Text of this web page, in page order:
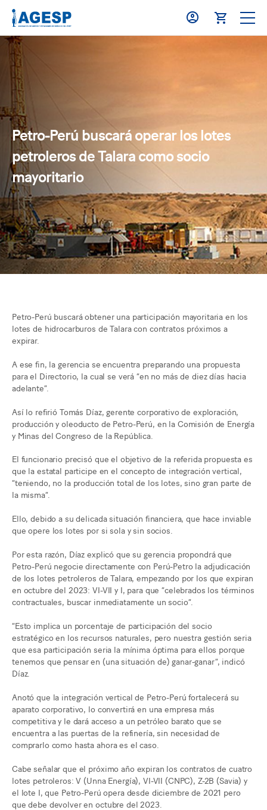
Petro-Perú buscará operar los lotes
petroleros de Talara como socio
mayoritario
Petro-Perú buscará obtener una participación mayoritaria en los
lotes de hidrocarburos de Talara con contratos próximos a
expirar.
A ese fin, la gerencia se encuentra preparando una propuesta
para el Directorio, la cual se verá “en no más de diez días hacia
adelante”.
Así lo refirió Tomás Díaz, gerente corporativo de exploración,
producción y oleoducto de Petro-Perú, en la Comisión de Energía
y Minas del Congreso de la República.
El funcionario precisó que el objetivo de la referida propuesta es
que la estatal participe en el concepto de integración vertical,
“teniendo, no la producción total de los lotes, sino gran parte de
la misma”.
Ello, debido a su delicada situación financiera, que hace inviable
que opere los lotes por si sola y sin socios.
Por esta razón, Díaz explicó que su gerencia propondrá que
Petro-Perú negocie directamente con Perú-Petro la adjudicación
de los lotes petroleros de Talara, empezando por los que expiran
en octubre del 2023: VI-VII y I, para que “celebrados los términos
contractuales, buscar inmediatamente un socio”.
“Esto implica un porcentaje de participación del socio
estratégico en los recursos naturales, pero nuestra gestión seria
que esa participación seria la mínima óptima para ellos porque
tenemos que pensar en (una situación de) ganar-ganar”, indicó
Díaz.
Anotó que la integración vertical de Petro-Perú fortalecerá su
aparato corporativo, lo convertirá en una empresa más
competitiva y le dará acceso a un petróleo barato que se
encuentra a las puertas de la refinería, sin necesidad de
comprarlo como hasta ahora es el caso.
Cabe señalar que el próximo año expiran los contratos de cuatro
lotes petroleros: V (Unna Energía), VI-VII (CNPC), Z-2B (Savia) y
el lote I, que Petro-Perú opera desde diciembre de 2021 pero
que debe devolver en octubre del 2023.